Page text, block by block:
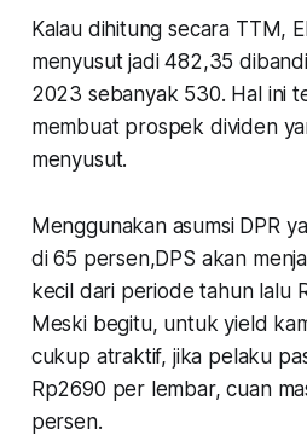
Kalau dihitung secara TTM,
menyusut jadi 482,35
2023 sebanyak 530. Hal ini
membuat prospek dividen
menyusut.
Menggunakan asumsi DPR
di 65 persen,DPS akan
kecil dari periode tahun lalu
Meski begitu, untuk yield
cukup atraktif, jika pelaku
Rp2690 per lembar, cuan
persen.